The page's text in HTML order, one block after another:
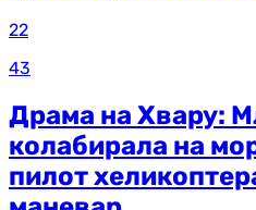
22
43
Драма на Хвару:
колабирала на
пилот